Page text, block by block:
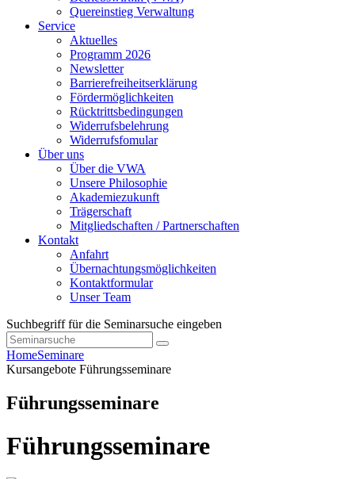
Quereinstieg Verwaltung
Service
Aktuelles
Programm 2026
Newsletter
Barrierefreiheitserklärung
Fördermöglichkeiten
Rücktrittsbedingungen
Widerrufsbelehrung
Widerrufsfomular
Über uns
Über die VWA
Unsere Philosophie
Akademiezukunft
Trägerschaft
Mitgliedschaften / Partnerschaften
Kontakt
Anfahrt
Übernachtungsmöglichkeiten
Kontaktformular
Unser Team
Suchbegriff für die Seminarsuche eingeben
HomeSeminare
Kursangebote Führungsseminare
Führungsseminare
Führungsseminare